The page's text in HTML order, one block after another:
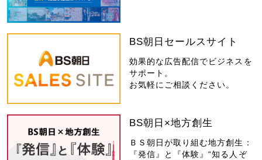
BS朝日セールスサイト
効果的な広告配信でビジネスを
サポート。
お気軽にご相談ください。
BS朝日×地方創生
ＢＳ朝日が取り組む地方創生：
『発信』と『体験』“知る人ぞ